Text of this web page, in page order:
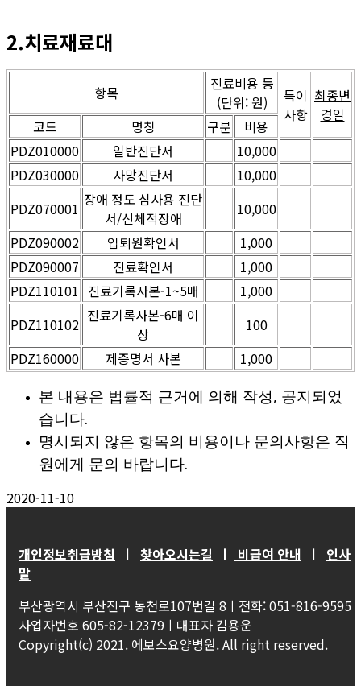
2.치료재료대
항목
진료비용 등
(단위: 원)
특이
사항
최종변
경일
코드 명칭 구분
비용
PDZ010000
일반진단서
10,000
PDZ030000
사망진단서
10,000
PDZ070001 장애 정도 심사용 진단
서/신체적장애
10,000
PDZ090002
입퇴원확인서
1,000
PDZ090007
진료확인서
1,000
PDZ110101 진료기록사본-1~5매
1,000
PDZ110102 진료기록사본-6매 이
상
100
PDZ160000
제증명서 사본 1,000
본 내용은 법률적 근거에 의해 작성, 공지되었
습니다.
명시되지 않은 항목의 비용이나 문의사항은 직
원에게 문의 바랍니다.
2020-11-10
개인정보취급방침 ㅣ 찾아오시는길 ㅣ 비급여 안내 ㅣ 인사
말
부산광역시 부산진구 동천로107번길 8ㅣ전화: 051-816-9595
사업자번호 605-82-12379ㅣ대표자 김용운
Copyright(c) 2021. 에보스요양병원. All right reserved.